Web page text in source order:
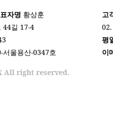
자명 황상훈
44길 17-4
서울용산-0347호
All right reserved.
고
평
이